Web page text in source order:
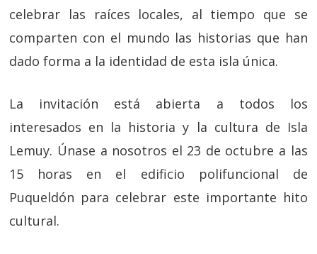
celebrar las raíces locales, al tiempo que se
comparten con el mundo las historias que han
dado forma a la identidad de esta isla única.
La invitación está abierta a todos los
interesados en la historia y la cultura de Isla
Lemuy. Únase a nosotros el 23 de octubre a las
15 horas en el edificio polifuncional de
Puqueldón para celebrar este importante hito
cultural.